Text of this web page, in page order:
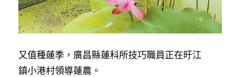
又值種蓮季，廣昌縣蓮科所技巧職員正在旴江
鎮小港村領導蓮農。